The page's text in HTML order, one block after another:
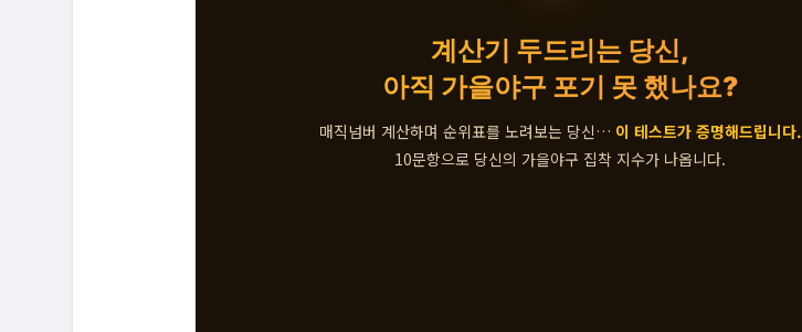
계산기 두드리는 당신,
아직 가을야구 포기 못 했나요?
매직넘버 계산하며 순위표를 노려보는 당신… 이 테스트가 증명해드립니다.
10문항으로 당신의 가을야구 집착 지수가 나옵니다.